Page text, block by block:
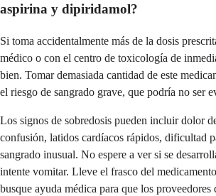
aspirina y dipiridamol?
Si toma accidentalmente más de la dosis
médico o con el centro de toxicología de
bien. Tomar demasiada cantidad de este
el riesgo de sangrado grave, que podría no ser
Los signos de sobredosis pueden incluir dolor
confusión, latidos cardíacos rápidos, dificultad
sangrado inusual. No espere a ver si se
intente vomitar. Lleve el frasco del
busque ayuda médica para que los proveedores